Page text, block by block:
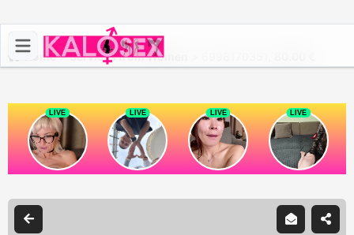
Home >Services from Women